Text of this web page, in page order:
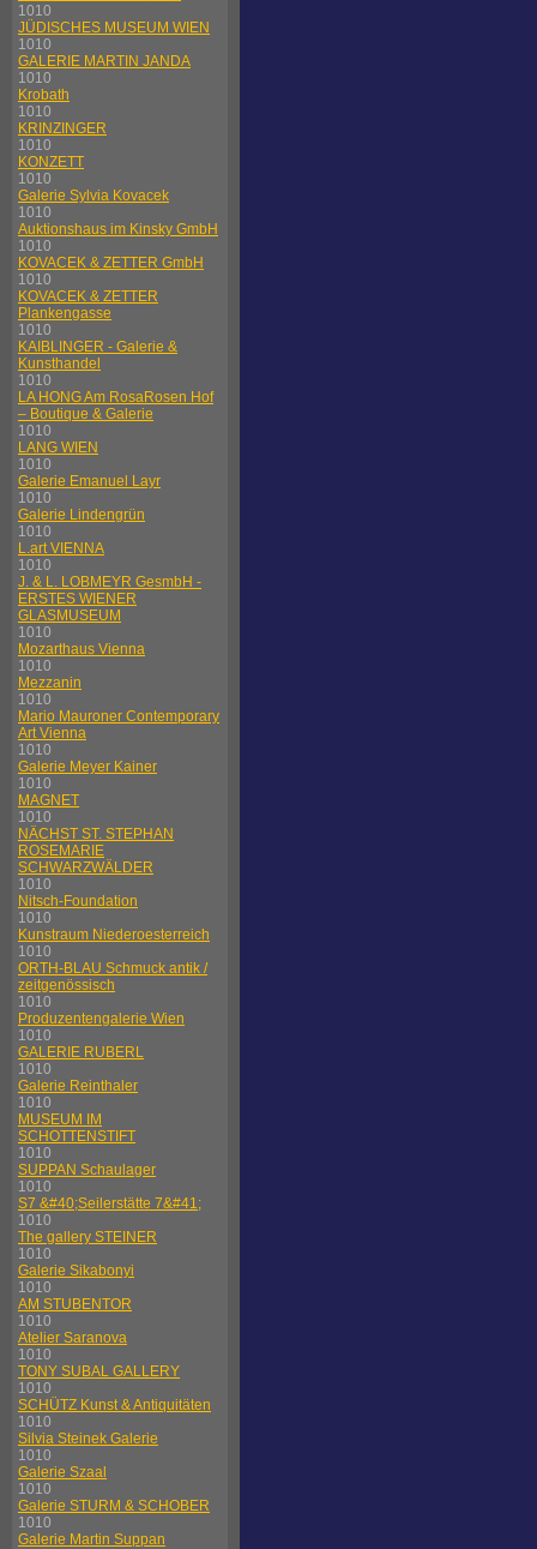
1010
JÜDISCHES MUSEUM WIEN
1010
GALERIE MARTIN JANDA
1010
Krobath
1010
KRINZINGER
1010
KONZETT
1010
Galerie Sylvia Kovacek
1010
Auktionshaus im Kinsky GmbH
1010
KOVACEK & ZETTER GmbH
1010
KOVACEK & ZETTER
Plankengasse
1010
KAIBLINGER - Galerie &
Kunsthandel
1010
LA HONG Am RosaRosen Hof
– Boutique & Galerie
1010
LANG WIEN
1010
Galerie Emanuel Layr
1010
Galerie Lindengrün
1010
L.art VIENNA
1010
J. & L. LOBMEYR GesmbH -
ERSTES WIENER
GLASMUSEUM
1010
Mozarthaus Vienna
1010
Mezzanin
1010
Mario Mauroner Contemporary
Art Vienna
1010
Galerie Meyer Kainer
1010
MAGNET
1010
NÄCHST ST. STEPHAN
ROSEMARIE
SCHWARZWÄLDER
1010
Nitsch-Foundation
1010
Kunstraum Niederoesterreich
1010
ORTH-BLAU Schmuck antik /
zeitgenössisch
1010
Produzentengalerie Wien
1010
GALERIE RUBERL
1010
Galerie Reinthaler
1010
MUSEUM IM
SCHOTTENSTIFT
1010
SUPPAN Schaulager
1010
S7 &#40;Seilerstätte 7&#41;
1010
The gallery STEINER
1010
Galerie Sikabonyi
1010
AM STUBENTOR
1010
Atelier Saranova
1010
TONY SUBAL GALLERY
1010
SCHÜTZ Kunst & Antiquitäten
1010
Silvia Steinek Galerie
1010
Galerie Szaal
1010
Galerie STURM & SCHOBER
1010
Galerie Martin Suppan